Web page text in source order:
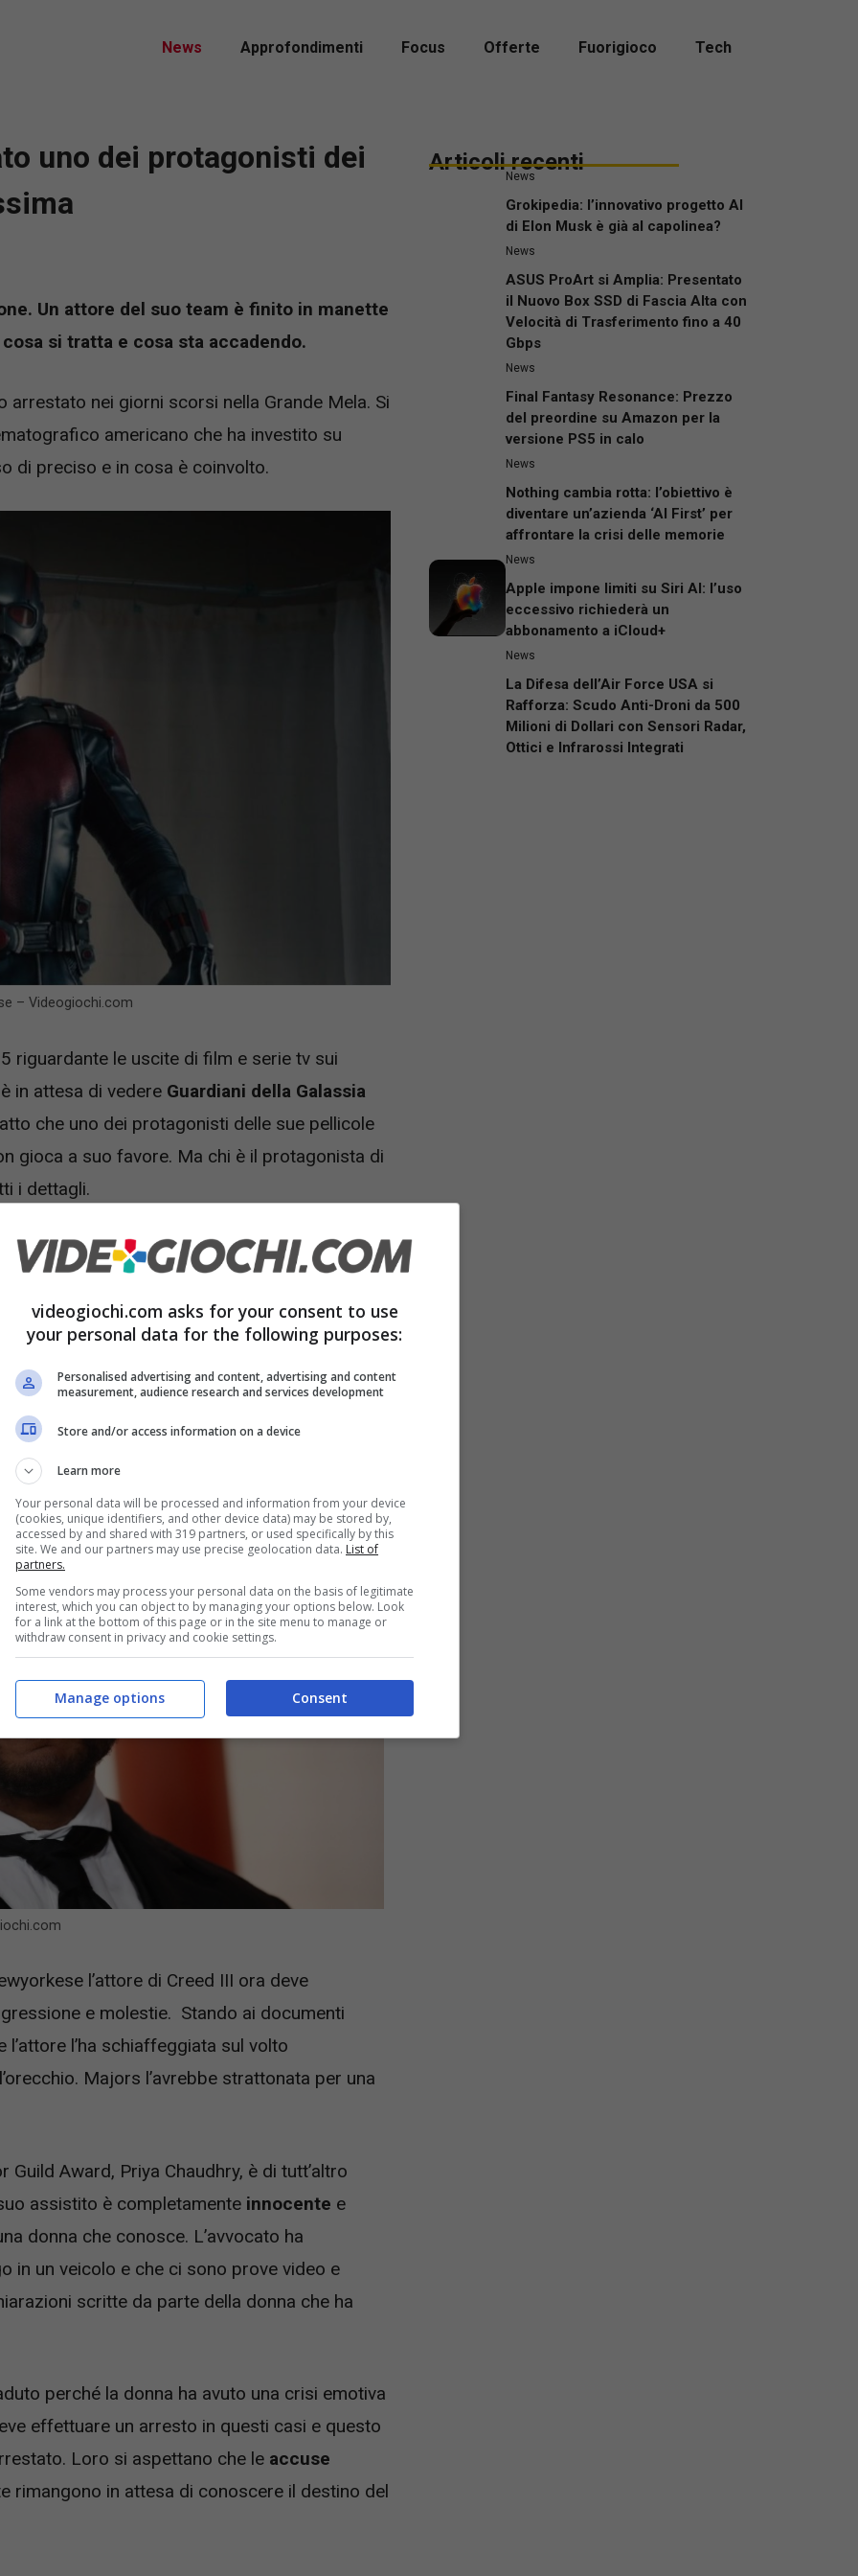
News Approfondimenti Focus Offerte Fuorigioco Tech
uno dei protagonisti dei
Un attore del suo team è finito in manette
si tratta e cosa sta accadendo.
arrestato nei giorni scorsi nella Grande Mela. Si
americano che ha investito su
di preciso e in cosa è coinvolto.
– Videogiochi.com
riguardante le uscite di film e serie tv sui
in attesa di vedere Guardiani della Galassia
che uno dei protagonisti delle sue pellicole
gioca a suo favore. Ma chi è il protagonista di
i dettagli.
star
Jonathan Majors, uno dei protagonisti di Ant-
nellesale cinematografiche di recente. Sabato
una chiamata proveniente dal quartiere di
ha dichiarato che la vittima ha dichiarato
donna di 30 anni che ha riportato ferite alla
l’attore di Creed III ora deve
e molestie. Stando ai documenti
l’ha schiaffeggiata sul volto
Majors l’avrebbe strattonata per una
Award, Priya Chaudhry, è di tutt’altro
assistito è completamente innocente e
donna che conosce. L’avvocato ha
in un veicolo e che ci sono prove video e
scritte da parte della donna che ha
perché la donna ha avuto una crisi emotiva
effettuare un arresto in questi casi e questo
Loro si aspettano che le accuse
rimangono in attesa di conoscere il destino del
Articoli recenti
News
Grokipedia: l’innovativo progetto AI
di Elon Musk è già al capolinea?
News
ASUS ProArt si Amplia: Presentato
il Nuovo Box SSD di Fascia Alta con
Velocità di Trasferimento fino a 40
Gbps
News
Final Fantasy Resonance: Prezzo
del preordine su Amazon per la
versione PS5 in calo
News
Nothing cambia rotta: l’obiettivo è
diventare un’azienda ‘AI First’ per
affrontare la crisi delle memorie
News
Apple impone limiti su Siri AI: l’uso
eccessivo richiederà un
abbonamento a iCloud+
News
La Difesa dell’Air Force USA si
Rafforza: Scudo Anti-Droni da 500
Milioni di Dollari con Sensori Radar,
Ottici e Infrarossi Integrati
videogiochi.com asks for your consent to use
your personal data for the following purposes:
Personalised advertising and content, advertising and content
measurement, audience research and services development
Store and/or access information on a device
Learn more
Your personal data will be processed and information from your device
(cookies, unique identifiers, and other device data) may be stored by,
accessed by and shared with 319 partners, or used specifically by this
site. We and our partners may use precise geolocation data. List of
partners.
Some vendors may process your personal data on the basis of legitimate
interest, which you can object to by managing your options below. Look
for a link at the bottom of this page or in the site menu to manage or
withdraw consent in privacy and cookie settings.
Consent
Manage options